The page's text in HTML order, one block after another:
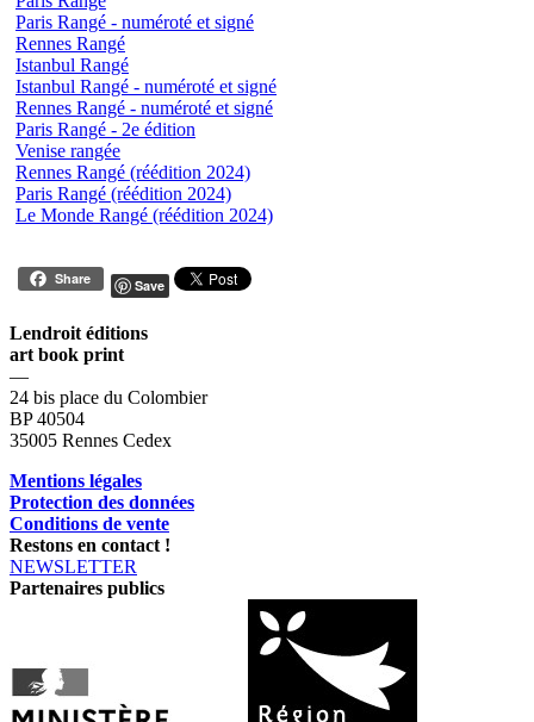
Paris Rangé - numéroté et signé
Rennes Rangé
Istanbul Rangé
Istanbul Rangé - numéroté et signé
Rennes Rangé - numéroté et signé
Paris Rangé - 2e édition
Venise rangée
Rennes Rangé (réédition 2024)
Paris Rangé (réédition 2024)
Le Monde Rangé (réédition 2024)
Share Save
Lendroit éditions
art book print
—
24 bis place du Colombier
BP 40504
35005 Rennes Cedex
Mentions légales
Protection des données
Conditions de vente
Restons en contact !
NEWSLETTER
Partenaires publics